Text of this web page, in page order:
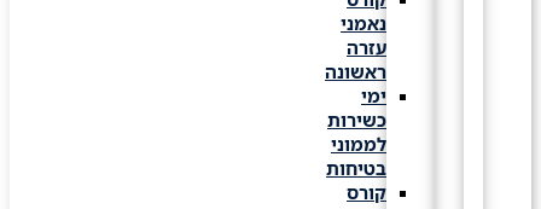
נאמני
עזרה
ראשונה
ימי
כשירות
לממוני
בטיחות
קורס